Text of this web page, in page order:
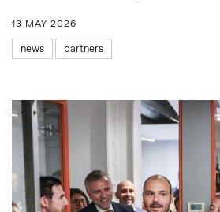
13 MAY 2026
news partners